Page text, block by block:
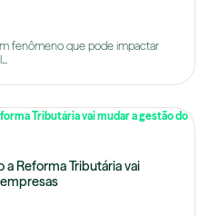
fenômeno que pode impactar
Reforma Tributária vai